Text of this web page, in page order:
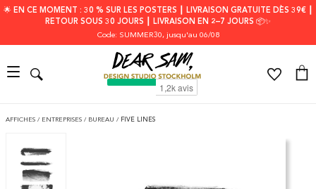
🌟 EN CE MOMENT : 30 % SUR LES POSTERS ┃ LIVRAISON GRATUITE DÈS 39€ ┃
RETOUR SOUS 30 JOURS ┃ LIVRAISON EN 2–7 JOURS 📦✨
Code: SUMMER30, jusqu'au 06/08
AFFICHES / ENTREPRISES / BUREAU / FIVE LINES